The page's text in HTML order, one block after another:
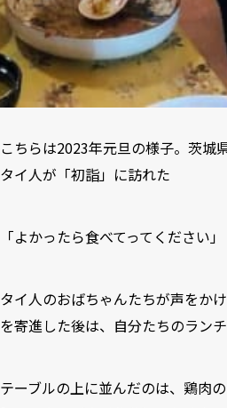
こちらは2023年元旦の様子。茨城
タイ人が「初詣」に訪れた
「よかったら食べてってください」
タイ人のおばちゃんたちが声をか
を寄進した後は、自分たちのランチ
テーブルの上に並んだのは、鶏肉